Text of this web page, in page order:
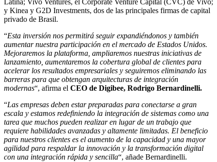
Latina; Vivo Ventures, el Corporate Venture Capital (CVC) de Vivo;
y Kinea y G2D Investments, dos de las principales firmas de capital
privado de Brasil.
“Esta inversión nos permitirá seguir expandiéndonos y también
aumentar nuestra participación en el mercado de Estados Unidos.
Mejoraremos la plataforma, ampliaremos nuestras iniciativas de
lanzamiento, aumentaremos la cobertura global de clientes para
acelerar los resultados empresariales y seguiremos eliminando las
barreras para que obtengan arquitecturas de integración
modernas“, afirma el CEO de Digibee, Rodrigo Bernardinelli.
“Las empresas deben estar preparadas para conectarse a gran
escala y estamos redefiniendo la integración de sistemas como una
tarea que muchos pueden realizar en lugar de un trabajo que
requiere habilidades avanzadas y altamente limitadas. El beneficio
para nuestros clientes es el aumento de la capacidad y una mayor
agilidad para respaldar la innovación y la transformación digital
con una integración rápida y sencilla“, añade Bernardinelli.